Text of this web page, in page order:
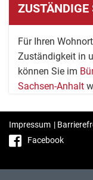
ZUSTÄNDIGE
Für Ihren
Zuständigkeit in
können Sie im
Sachsen-Anhalt
Impressum |
Facebook